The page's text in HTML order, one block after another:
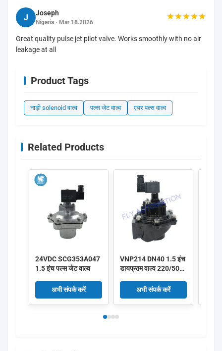
J Joseph
Nigeria · Mar 18.2026
Great quality pulse jet pilot valve. Works smoothly with no air
leakage at all
Product Tags
नाड़ी solenoid वाल्व पल्स जेट वाल्व एयर पल्स वाल्व
Related Products
24VDC SCG353A047
1.5 इंच पल्स जेट वाल्व
अभी संपर्क करें
VNP214 DN40 1.5 इंच
डायफ्राम वाल्व 220/50
अभी संपर्क करें